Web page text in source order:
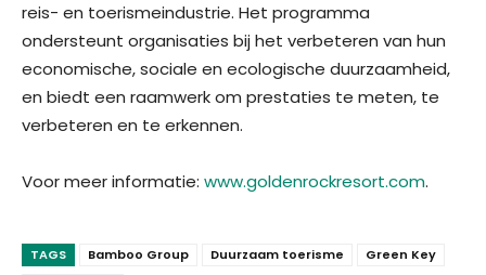
reis- en toerisme­industrie. Het programma
ondersteunt organisaties bij het verbeteren van hun
economische, sociale en ecologische duurzaamheid,
en biedt een raamwerk om prestaties te meten, te
verbeteren en te erkennen.
Voor meer informatie: www.goldenrockresort.com.
TAGS Bamboo Group Duurzaam toerisme
Green Key